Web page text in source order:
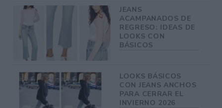
JEANS
ACAMPANADOS DE
REGRESO: IDEAS DE
LOOKS CON
BÁSICOS
LOOKS BÁSICOS
CON JEANS ANCHOS
PARA CERRAR EL
INVIERNO 2026